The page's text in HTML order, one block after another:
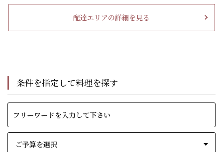
配達エリアの詳細を見る
条件を指定して料理を探す